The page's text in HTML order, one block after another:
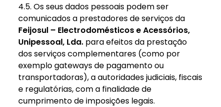
4.5. Os seus dados pessoais podem ser
comunicados a prestadores de serviços da
Feijosul – Electrodomésticos e Acessórios,
Unipessoal, Lda. para efeitos da prestação
dos serviços complementares (como por
exemplo gateways de pagamento ou
transportadoras), a autoridades judiciais, fiscais
e regulatórias, com a finalidade de
cumprimento de imposições legais.